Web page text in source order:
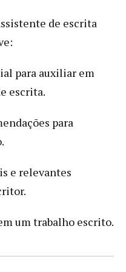
de escrita
para auxiliar em
escrita.
para
e relevantes
um trabalho escrito.